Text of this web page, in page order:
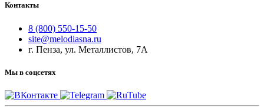
Контакты
8 (800) 550-15-50
site@melodiasna.ru
г. Пенза, ул. Металлистов, 7А
Мы в соцсетях